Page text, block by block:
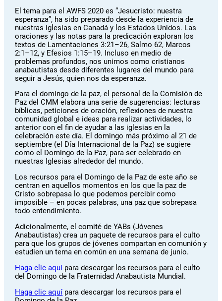
El tema para el AWFS 2020 es “Jesucristo: nuestra
esperanza”, ha sido preparado desde la experiencia de
nuestras iglesias en Canadá y los Estados Unidos. Las
oraciones y las notas para la predicación exploran los
textos de Lamentaciones 3:21–26, Salmo 62, Marcos
2:1–12, y Efesios 1:15–19. Incluso en medio de
problemas profundos, nos unimos como cristianos
anabautistas desde diferentes lugares del mundo para
seguir a Jesús, quien nos da esperanza.
Para el domingo de la paz, el personal de la Comisión de
Paz del CMM elabora una serie de sugerencias: lecturas
bíblicas, peticiones de oración, reflexiones de nuestra
comunidad global e ideas para realizar actividades, lo
anterior con el fin de ayudar a las iglesias en la
celebración este día. El domingo más próximo al 21 de
septiembre (el Día Internacional de la Paz) se sugiere
como el Domingo de la Paz, para ser celebrado en
nuestras Iglesias alrededor del mundo.
Los recursos para el Domingo de la Paz de este año se
centran en aquellos momentos en los que la paz de
Cristo sobrepasa lo que podemos percibir como
imposible – en pocas palabras, una paz que sobrepasa
todo entendimiento.
Adicionalmente, el comité de YABs (Jóvenes
Anabautistas) crea un paquete de recursos para el culto
para que los grupos de jóvenes compartan en comunión y
estudien un tema en común en una semana de junio.
Haga clic aquí para descargar los recursos para el culto
del Domingo de la Fraternidad Anabautista Mundial.
Haga clic aquí para descargar los recursos para el